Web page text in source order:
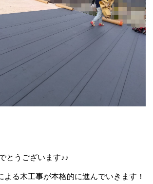
とうございます♪♪
よる木工事が本格的に進んでいきます！